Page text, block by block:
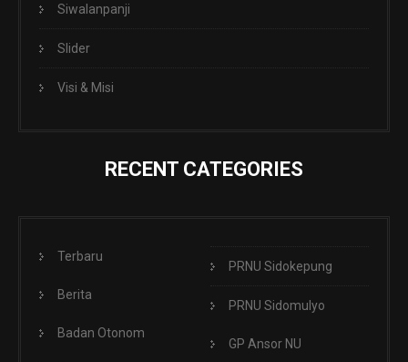
Siwalanpanji
Slider
Visi & Misi
RECENT CATEGORIES
Terbaru
Berita
Badan Otonom
PRNU Sidokepung
PRNU Sidomulyo
GP Ansor NU